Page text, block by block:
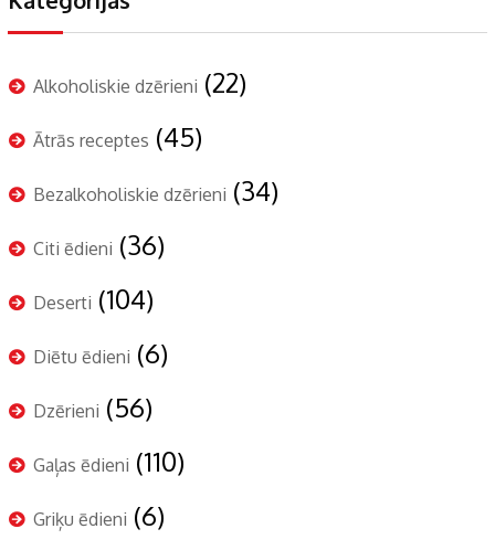
Alkoholiskie dzērieni (22)
Ātrās receptes (45)
Bezalkoholiskie dzērieni (34)
Citi ēdieni (36)
Deserti (104)
Diētu ēdieni (6)
Dzērieni (56)
Gaļas ēdieni (110)
Griķu ēdieni (6)